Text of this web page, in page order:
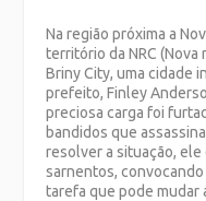
Na região próxima a
território da NRC
Briny City, uma cidade
prefeito, Finley
preciosa carga foi
bandidos que
resolver a situação,
sarnentos,
tarefa que pode mudar